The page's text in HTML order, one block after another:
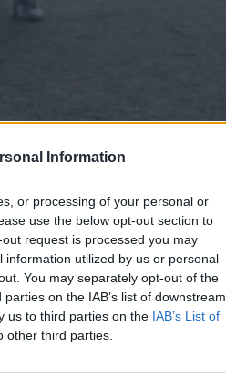
Information
or processing of your personal or
use the below opt-out section to
request is processed you may
utilized by us or personal
You may separately opt-out of the
on the IAB’s list of downstream
us to third parties on the IAB’s List of
other third parties.